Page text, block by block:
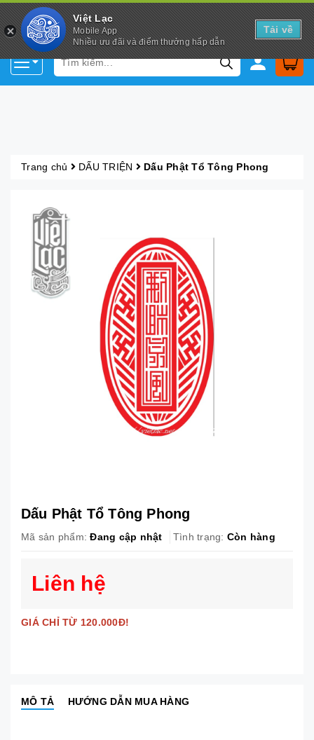
Việt Lạc
Mobile App
Nhiều ưu đãi và điểm thưởng hấp dẫn
Tải về
Trang chủ DẤU TRIỆN Dấu Phật Tổ Tông Phong
Dấu Phật Tổ Tông Phong
Mã sản phẩm: Đang cập nhật Tình trạng: Còn hàng
Liên hệ
GIÁ CHỈ TỪ 120.000Đ!
MÔ TẢ HƯỚNG DẪN MUA HÀNG